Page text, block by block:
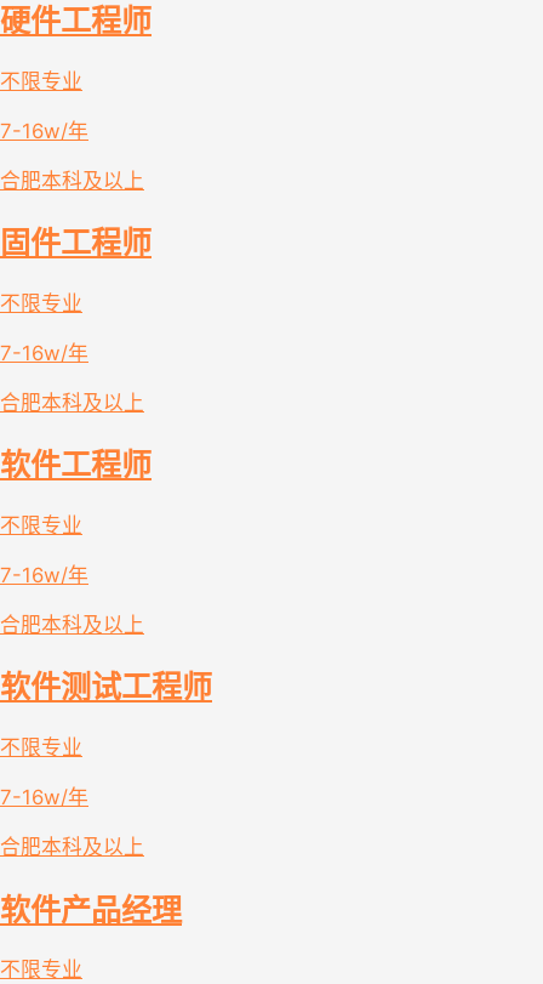
硬件工程师
不限专业
7-16w/年
合肥本科及以上
固件工程师
不限专业
7-16w/年
合肥本科及以上
软件工程师
不限专业
7-16w/年
合肥本科及以上
软件测试工程师
不限专业
7-16w/年
合肥本科及以上
软件产品经理
不限专业